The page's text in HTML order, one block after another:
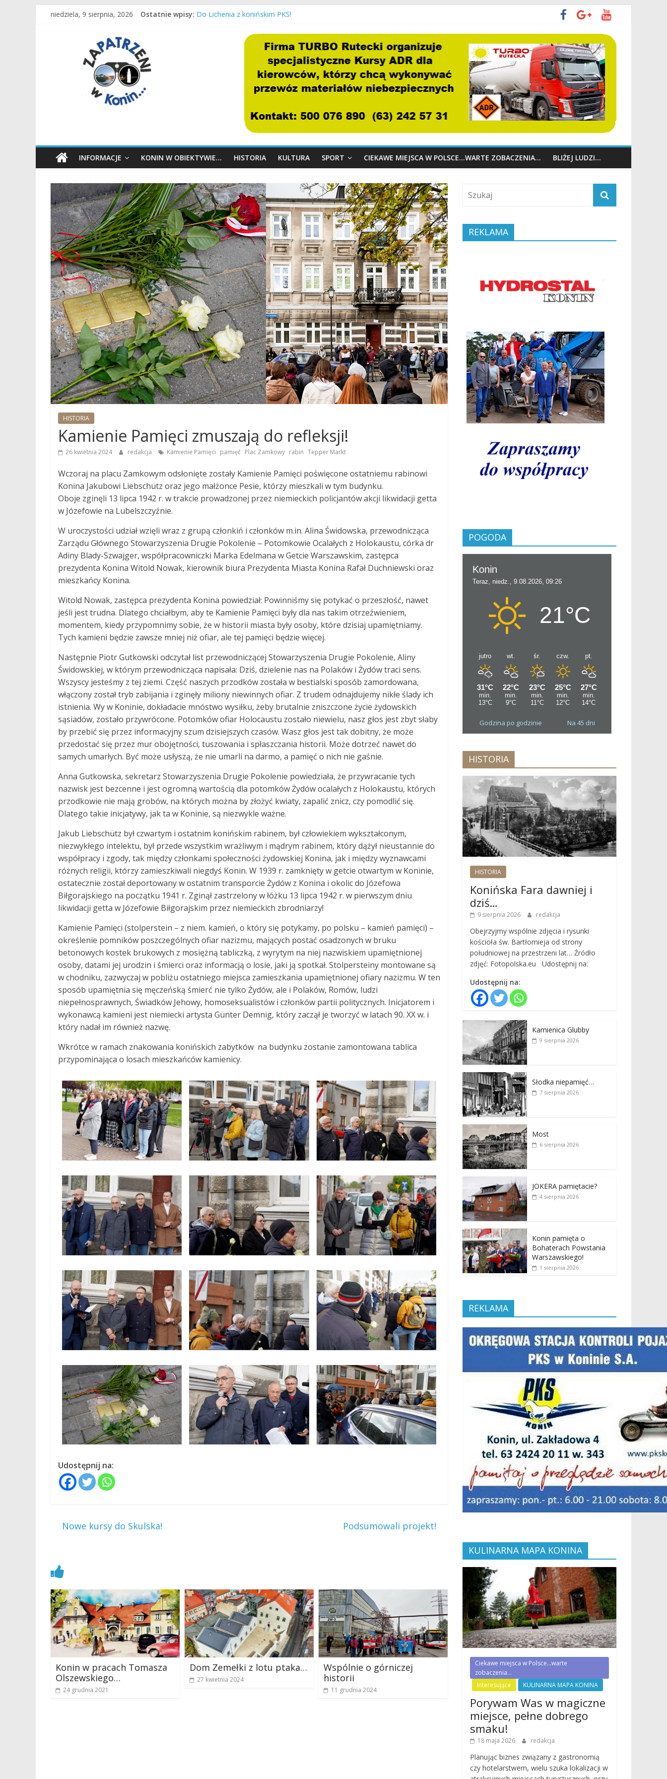
Przejdźniedziela, 9 sierpnia, 2026 Ostatnie wpisy: Są wakacje, mamy Przystań Gosławice!
Konińska Fara dawniej i dziś…
Konin dawniej i dziś w obiektywie Jana Sochackiego…
Zapatrzeni
Konin
sport,
Konin,
Koło,
Słupca,
Wielkopolska,
Polska
INFORMACJE KONIN W OBIEKTYWIE… HISTORIA KULTURA SPORT CIEKAWE MIEJSCA W POLSCE…WARTE ZOBACZENIA… BLIŻEJ LUDZI…
HISTORIA
Kamienie Pamięci zmuszają do refleksji!
26 kwietnia 2024 redakcja Kamienie Pamięci pamięć Plac Zamkowy rabin Tepper Markt
Wczoraj na placu Zamkowym odsłonięte zostały Kamienie Pamięci poświęcone ostatniemu rabinowi
Konina Jakubowi Liebschütz oraz jego małżonce Pesie, którzy mieszkali w tym budynku.
Oboje zginęli 13 lipca 1942 r. w trakcie prowadzonej przez niemieckich policjantów akcji likwidacji getta
w Józefowie na Lubelszczyźnie.
W uroczystości udział wzięli wraz z grupą członkiń i członków m.in. Alina Świdowska, przewodnicząca
Zarządu Głównego Stowarzyszenia Drugie Pokolenie – Potomkowie Ocalałych z Holokaustu, córka dr
Adiny Blady-Szwajger, współpracowniczki Marka Edelmana w Getcie Warszawskim, zastępca
prezydenta Konina Witold Nowak, kierownik biura Prezydenta Miasta Konina Rafał Duchniewski oraz
mieszkańcy Konina.
Witold Nowak, zastępca prezydenta Konina powiedział: Powinniśmy się potykać o przeszłość, nawet
jeśli jest trudna. Dlatego chciałbym, aby te Kamienie Pamięci były dla nas takim otrzeźwieniem,
momentem, kiedy przypomnimy sobie, że w historii miasta były osoby, które dzisiaj upamiętniamy.
Tych kamieni będzie zawsze mniej niż ofiar, ale tej pamięci będzie więcej.
Następnie Piotr Gutkowski odczytał list przewodniczącej Stowarzyszenia Drugie Pokolenie, Aliny
Świdowskiej, w którym przewodnicząca napisała: Dziś, dzielenie nas na Polaków i Żydów traci sens.
Wszyscy jesteśmy z tej ziemi. Część naszych przodków została w bestialski sposób zamordowana,
włączony został tryb zabijania i zginęły miliony niewinnych ofiar. Z trudem odnajdujemy nikłe ślady ich
istnienia. Wy w Koninie, dokładacie mnóstwo wysiłku, żeby brutalnie zniszczone życie żydowskich
sąsiadów, zostało przywrócone. Potomków ofiar Holocaustu zostało niewielu, nasz głos jest zbyt słaby
by przebić się przez informacyjny szum dzisiejszych czasów. Wasz głos jest tak dobitny, że może
przedostać się przez mur obojętności, tuszowania i spłaszczania historii. Może dotrzeć nawet do
samych umarłych. Być może usłyszą, że nie umarli na darmo, a pamięć o nich nie gaśnie.
Anna Gutkowska, sekretarz Stowarzyszenia Drugie Pokolenie powiedziała, że przywracanie tych
nazwisk jest bezcenne i jest ogromną wartością dla potomków Żydów ocalałych z Holokaustu, których
przodkowie nie mają grobów, na których można by złożyć kwiaty, zapalić znicz, czy pomodlić się.
Dlatego takie inicjatywy, jak ta w Koninie, są niezwykle ważne.
Jakub Liebschütz był czwartym i ostatnim konińskim rabinem, był człowiekiem wykształconym,
niezwykłego intelektu, był przede wszystkim wrażliwym i mądrym rabinem, który dążył nieustannie do
współpracy i zgody, tak między członkami społeczności żydowskiej Konina, jak i między wyznawcami
różnych religii, którzy zamieszkiwali niegdyś Konin. W 1939 r. zamknięty w getcie otwartym w Koninie,
ostatecznie został deportowany w ostatnim transporcie Żydów z Konina i okolic do Józefowa
Biłgorajskiego na początku 1941 r. Zginął zastrzelony w łóżku 13 lipca 1942 r. w pierwszym dniu
likwidacji getta w Józefowie Biłgorajskim przez niemieckich zbrodniarzy!
Kamienie Pamięci (stolperstein – z niem. kamień, o który się potykamy, po polsku – kamień pamięci) –
określenie pomników poszczególnych ofiar nazizmu, mających postać osadzonych w bruku
betonowych kostek brukowych z mosiężną tabliczką, z wyrytym na niej nazwiskiem upamiętnionej
osoby, datami jej urodzin i śmierci oraz informacją o losie, jaki ją spotkał. Stolpersteiny montowane są
w chodniku, zazwyczaj w pobliżu ostatniego miejsca zamieszkania upamiętnionej ofiary nazizmu. W ten
sposób upamiętnia się męczeńską śmierć nie tylko Żydów, ale i Polaków, Romów, ludzi
niepełnosprawnych, Świadków Jehowy, homoseksualistów i członków partii politycznych. Inicjatorem i
wykonawcą kamieni jest niemiecki artysta Günter Demnig, który zaczął je tworzyć w latach 90. XX w. i
który nadał im również nazwę.
Wkrótce w ramach znakowania konińskich zabytków na budynku zostanie zamontowana tablica
przypominająca o losach mieszkańców kamienicy.
Udostępnij na:
Nowe kursy do Skulska! Podsumowali projekt!
Konin w pracach Tomasza
Olszewskiego…
24 grudnia 2021
Dom Zemełki z lotu ptaka…
27 kwietnia 2024
Wspólnie o górniczej
historii
11 grudnia 2024
REKLAMA
POGODA
Godzina po godzinie Na 45 dni
HISTORIA
HISTORIA
Konińska Fara dawniej i
dziś…
9 sierpnia 2026 redakcja
Obejrzyjmy wspólnie zdjęcia i rysunki
kościoła św. Bartłomieja od strony
południowej na przestrzeni lat… Źródło
zdjęć: Fotopolska.eu Udostępnij na:
Udostępnij na:
Kamienica Glubby
9 sierpnia 2026
Słodka niepamięć…
7 sierpnia 2026
Most
6 sierpnia 2026
JOKERA pamiętacie?
4 sierpnia 2026
Konin pamięta o
Bohaterach Powstania
Warszawskiego!
1 sierpnia 2026
REKLAMA
KULINARNA MAPA KONINA
Ciekawe miejsca w Polsce...warte
zobaczenia...
Interesujące
KULINARNA MAPA KONINA
Porywam Was w magiczne
miejsce, pełne dobrego
smaku!
18 maja 2026 redakcja
Planując biznes związany z gastronomią
czy hotelarstwem, wielu szuka lokalizacji w